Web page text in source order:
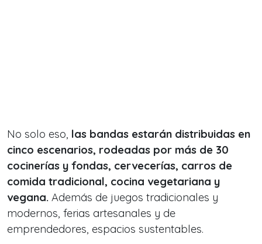
No solo eso, las bandas estarán distribuidas en
cinco escenarios, rodeadas por más de 30
cocinerías y fondas, cervecerías, carros de
comida tradicional, cocina vegetariana y
vegana. Además de juegos tradicionales y
modernos, ferias artesanales y de
emprendedores, espacios sustentables.